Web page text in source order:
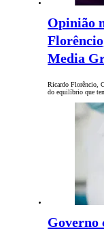
Opinião
Media
Ricardo Florêncio,
do equilíbrio que
Governo